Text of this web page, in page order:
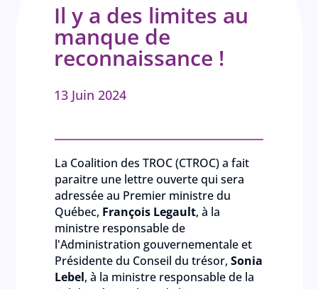
Il y a des limites au
manque de
reconnaissance !
13 Juin 2024
La Coalition des TROC (CTROC) a fait
paraitre une lettre ouverte qui sera
adressée au Premier ministre du
Québec, François Legault, à la
ministre responsable de
l'Administration gouvernementale et
Présidente du Conseil du trésor, Sonia
Lebel, à la ministre responsable de la